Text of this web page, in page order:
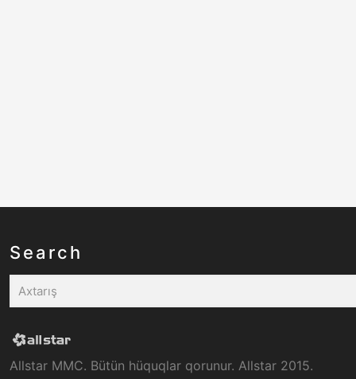
Search
Allstar MMC. Bütün hüquqlar qorunur. Allstar 2015.